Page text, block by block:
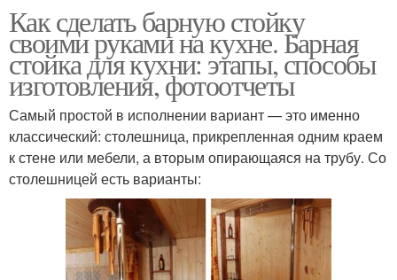
Как сделать барную стойку
своими руками на кухне. Барная
стойка для кухни: этапы, способы
изготовления, фотоотчеты
Самый простой в исполнении вариант — это именно
классический: столешница, прикрепленная одним краем
к стене или мебели, а вторым опирающаяся на трубу. Со
столешницей есть варианты: